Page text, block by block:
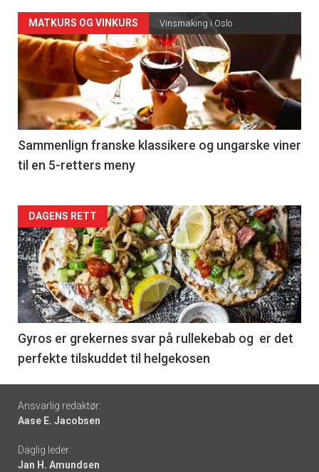
Forsiden
akkurat
nå
-
5
MATKURS OG VINKURS Vinsmaking i Oslo
Sammenlign franske klassikere og ungarske viner
til en 5-retters meny
Forsiden
akkurat
nå
-
6
DAGENS RETT
Gyros er grekernes svar på rullekebab og er det
perfekte tilskuddet til helgekosen
Footer
-
links
Ansvarlig redaktør:
Aase E. Jacobsen
Daglig leder:
Jan H. Amundsen